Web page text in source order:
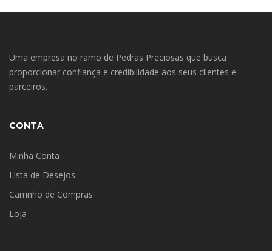
Uma empresa no ramo de Pedras Preciosas que busca
proporcionar confiança e credibilidade aos seus clientes e
parceiros.
CONTA
Minha Conta
Lista de Desejos
Carrinho de Compras
Loja